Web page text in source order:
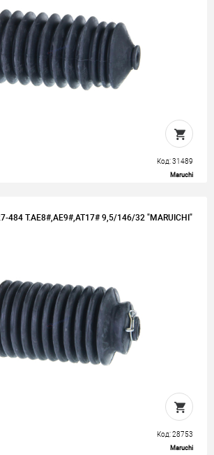
Код: 31489
Maruchi
T.AE8#,AE9#,AT17# 9,5/146/32 "MARUICHI"
Код: 28753
Maruchi